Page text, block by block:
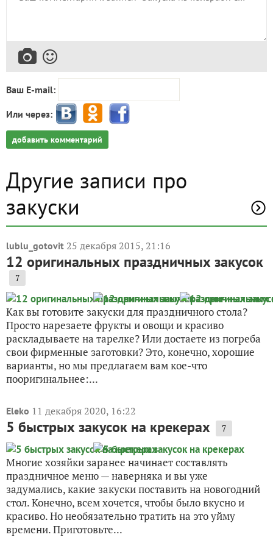
Ваш E-mail:
Или через:
добавить комментарий
Другие записи про
закуски
lublu_gotovit 25 декабря 2015, 21:16
12 оригинальных праздничных закусок
7
Как вы готовите закуски для праздничного стола?
Просто нарезаете фрукты и овощи и красиво
раскладываете на тарелке? Или достаете из погреба
свои фирменные заготовки? Это, конечно, хорошие
варианты, но мы предлагаем вам кое-что
пооригинальнее:...
Eleko 11 декабря 2020, 16:22
5 быстрых закусок на крекерах 7
Многие хозяйки заранее начинает составлять
праздничное меню — наверняка и вы уже
задумались, какие закуски поставить на новогодний
стол. Конечно, всем хочется, чтобы было вкусно и
красиво. Но необязательно тратить на это уйму
времени. Приготовьте...